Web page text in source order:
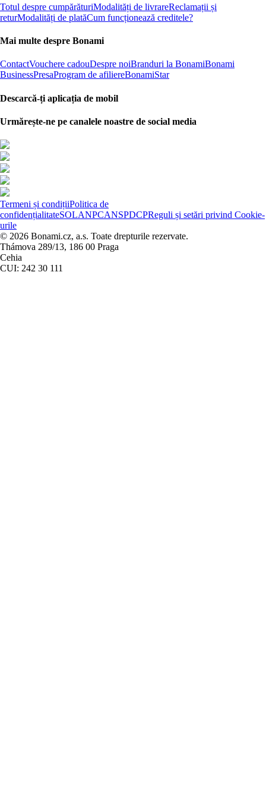
Totul despre cumpărăturiModalități de livrareReclamații și
returModalități de platăCum funcționează creditele?
Mai multe despre Bonami
ContactVouchere cadouDespre noiBranduri la BonamiBonami
BusinessPresaProgram de afiliereBonamiStar
Descarcă-ți aplicația de mobil
Urmărește-ne pe canalele noastre de social media
Termeni și condițiiPolitica de
confidențialitateSOLANPCANSPDCPReguli și setări privind Cookie-
urile
© 2026 Bonami.cz, a.s. Toate drepturile rezervate.
Thámova 289/13, 186 00 Praga
Cehia
CUI: 242 30 111